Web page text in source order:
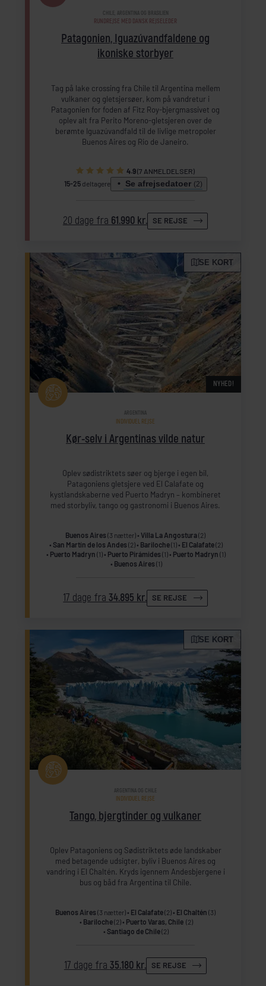
Patagonien, Iguazúvandfaldene og
ikoniske storbyer
CHILE, ARGENTINA OG BRASILIEN
RUNDREJSE MED DANSK REJSELEDER
Tag på lake crossing fra Chile til Argentina mellem
vulkaner og gletsjersøer, kom på vandretur i
Patagonien for foden af Fitz Roy-bjergmassivet og
oplev alt fra Perito Moreno-gletsjeren over de
berømte Iguazúvandfald til de livlige metropoler
Buenos Aires og Rio de Janeiro.
4.9(7 ANMELDELSER)
15-25deltagere Se afrejsedatoer (2)
20 dage fra 61.990 kr. SE REJSE
SE KORT
NYHED!
Kør-selv i Argentinas vilde natur
ARGENTINA
INDIVIDUEL REJSE
Oplev sødistriktets søer og bjerge i egen bil,
Patagoniens gletsjere ved El Calafate og
kystlandskaberne ved Puerto Madryn – kombineret
med storbyliv, tango og gastronomi i Buenos Aires.
Buenos Aires (3 nætter) Villa La Angostura(2)
San Martín de los Andes (2) Bariloche(1) El Calafate(2)
Puerto Madryn (1) Puerto Pirámides (1) Puerto Madryn (1)
Buenos Aires (1)
17 dage fra34.895 kr. SE REJSE
SE KORT
Tango, bjergtinder og vulkaner
ARGENTINA OG CHILE
INDIVIDUEL REJSE
Oplev Patagoniens og Sødistriktets øde landskaber
med betagende udsigter, byliv i Buenos Aires og
vandring i El Chaltén. Kryds igennem Andesbjergene i
bus og båd fra Argentina til Chile.
Buenos Aires (3 nætter) El Calafate(2) El Chaltén (3)
Bariloche(2) Puerto Varas, Chile (2)
Santiago de Chile(2)
17 dage fra 35.180 kr. SE REJSE